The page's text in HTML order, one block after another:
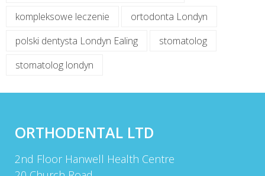
kompleksowe leczenie
ortodonta Londyn
polski dentysta Londyn Ealing
stomatolog
stomatolog londyn
ORTHODENTAL LTD
2nd Floor Hanwell Health Centre